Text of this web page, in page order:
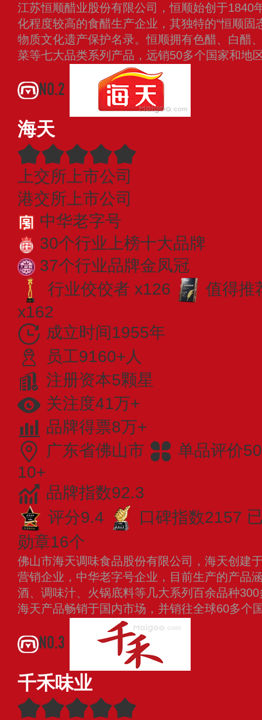
江苏恒顺醋业股份有限公司，恒顺始创于1840
化程度较高的食醋生产企业，其独特的“恒顺固
物质文化遗产保护名录。恒顺拥有色醋、白醋
菜等七大品类系列产品，远销50多个国家和地
NO.2
海天
上交所上市公司
港交所上市公司
中华老字号
30个行业上榜十大品牌
37个行业品牌金凤冠
行业佼佼者 x126
值得推
x162
成立时间1955年
员工9160+人
注册资本5颗星
关注度41万+
品牌得票8万+
广东省佛山市
单品评价
10+
品牌指数92.3
评分9.4
口碑指数2157
勋章16个
佛山市海天调味食品股份有限公司，海天创建
营销企业，中华老字号企业，目前生产的产品
酒、调味汁、火锅底料等几大系列百余品种
海天产品畅销于国内市场，并销往全球60多个
NO.3
千禾味业